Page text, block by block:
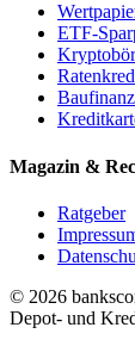
ETF-
Magazin &
Ratgeber
© 2026
Depot- und